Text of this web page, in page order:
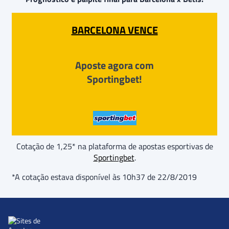
BARCELONA VENCE
Aposte agora com
Sportingbet!
Cotação de 1,25* na plataforma de apostas esportivas de
Sportingbet.
*A cotação estava disponível às 10h37 de 22/8/2019